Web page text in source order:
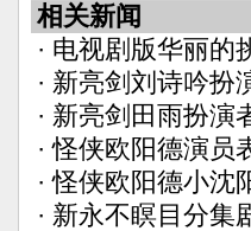
相关新闻
· 电视剧版华丽的
· 新亮剑刘诗吟扮
· 新亮剑田雨扮演
·怪侠欧阳德演员
·怪侠欧阳德小沈
· 新永不瞑目分集